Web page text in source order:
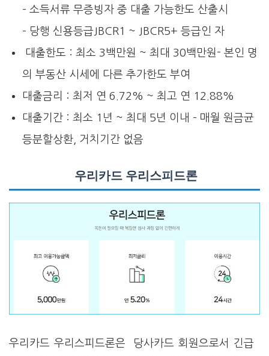
– 소득서류 무증빙자 중 대출 가능한도 산출시
– 당행 신용등급JBCR1 ~ JBCR5+ 등급인 자
대출한도 : 최소 3백만원 ~ 최대 30백만원- 본인 명
의 부동산 시세에 다른 추가한도 부여
대출금리 : 최저 연 6.72% ~ 최고 연 12.88%
대출기간 : 최소 1년 ~ 최대 5년 이내 – 매월 원금균
등분할상환, 거치기간 없음
우리카드 우리스피드론
우리카드 우리스피드론은 당사카드 회원으로서 긴급